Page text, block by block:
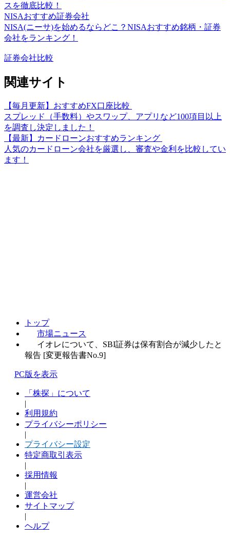
スを徹底比較！
NISAおすすめ証券会社
NISA(ニーサ)を始めるならどこ？NISAおすすめ銘柄・証券
会社をランキング！
証券会社比較
関連サイト
【毎月更新】おすすめFX口座比較
スプレッド（手数料）やスワップ、アプリなど100項目以上
を調査し決定しました！
【最新】カードローンおすすめランキング
人気のカードローン会社を厳選し、審査や金利を比較してい
ます！
トップ
市場ニュース
イオレについて、SBI証券は保有割合が減少したと
報告 [変更報告書No.9]
PC版を表示
「株探」について
|
利用規約
プライバシーポリシー
|
プライバシー設定
特定商取引表示
|
採用情報
|
運営会社
サイトマップ
|
ヘルプ